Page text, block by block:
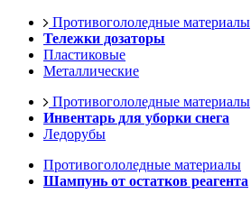
Противогололедные материалы
Тележки дозаторы
Пластиковые
Металлические
Противогололедные материалы
Инвентарь для уборки снега
Ледорубы
Противогололедные материалы
Шампунь от остатков реагента